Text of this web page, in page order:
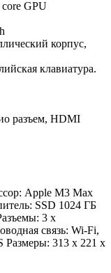
GPU
корпус,
клавиатура.
разъем, HDMI
Apple M3 Max
SSD 1024 ГБ
3 x
связь: Wi-Fi,
Pазмеры: 313 x 221 x